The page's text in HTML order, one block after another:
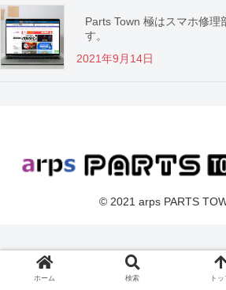
Parts Town 極はスマホ修理
す。
2021年9月14日
© 2021 arps PARTS
ホーム 検索 トッ